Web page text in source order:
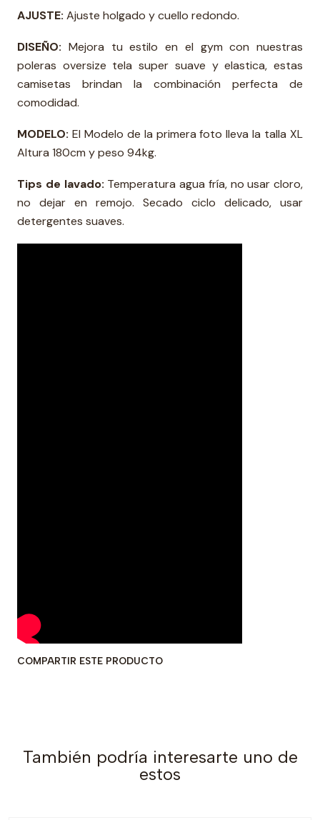
AJUSTE: Ajuste holgado y cuello redondo.
DISEÑO: Mejora tu estilo en el gym con nuestras
poleras oversize tela super suave y elastica, estas
camisetas brindan la combinación perfecta de
comodidad.
MODELO: El Modelo de la primera foto lleva la talla XL
Altura 180cm y peso 94kg.
Tips de lavado: Temperatura agua fría, no usar cloro,
no dejar en remojo. Secado ciclo delicado, usar
detergentes suaves.
COMPARTIR ESTE PRODUCTO
También podría interesarte uno de
estos